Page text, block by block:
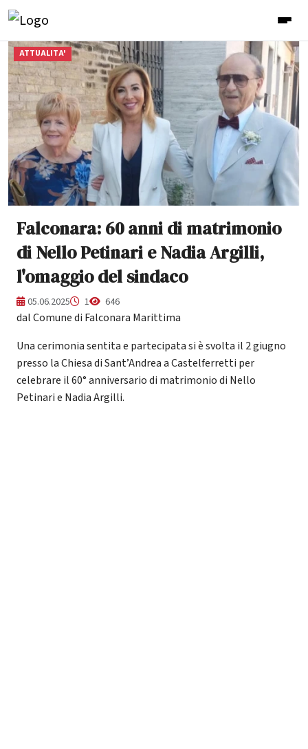
ATTUALITA'
Falconara: 60 anni di matrimonio
di Nello Petinari e Nadia Argilli,
l'omaggio del sindaco
05.06.2025 1 646
dal Comune di Falconara Marittima
Una cerimonia sentita e partecipata si è svolta il 2 giugno
presso la Chiesa di Sant’Andrea a Castelferretti per
celebrare il 60° anniversario di matrimonio di Nello
Petinari e Nadia Argilli.